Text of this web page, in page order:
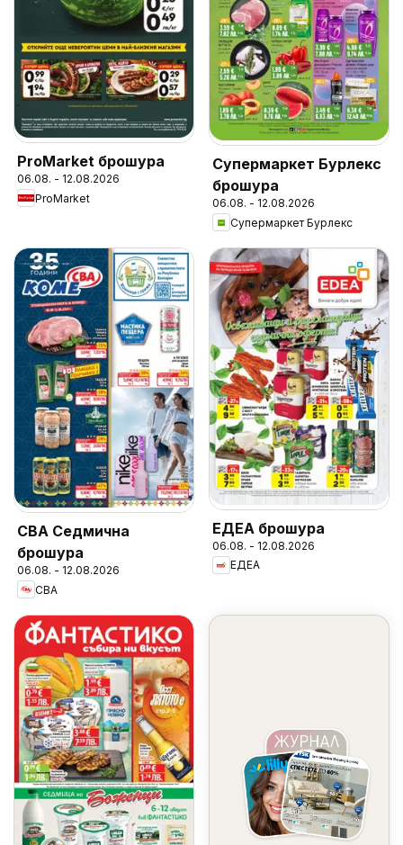
ProMarket брошура
06.08. - 12.08.2026
ProMarket
Супермаркет Бурлекс
брошура
06.08. - 12.08.2026
Супермаркет Бурлекс
CBA Седмична
брошура
06.08. - 12.08.2026
CBA
ЕДЕА брошура
06.08. - 12.08.2026
ЕДЕА